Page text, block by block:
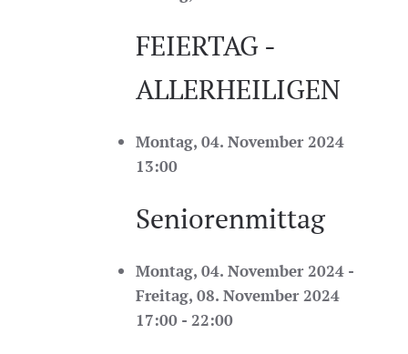
FEIERTAG -
ALLERHEILIGEN
Montag, 04. November 2024
13:00
Seniorenmittag
Montag, 04. November 2024 -
Freitag, 08. November 2024
17:00 - 22:00